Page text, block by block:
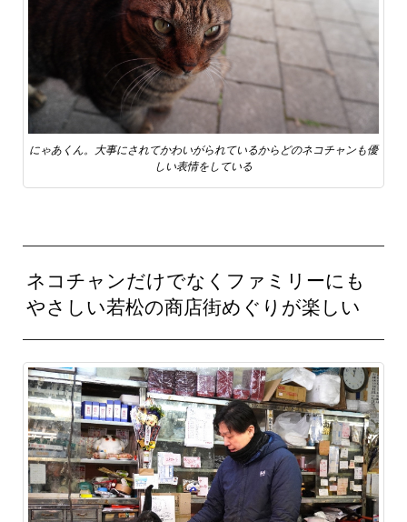
にゃあくん。大事にされてかわいがられているからどのネコチャンも優
しい表情をしている
ネコチャンだけでなくファミリーにも
やさしい若松の商店街めぐりが楽しい